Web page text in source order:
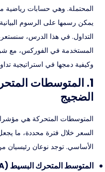
المحتملة. وهي حسابات رياضية
يمكن رسمها على الرسوم
التداول. في هذا الدرس،
المستخدمة في الفوركس، مع
وكيفية دمجها في استراتيجية
الضجيج
المتوسطات المتحركة هي مؤشرات
السعر خلال فترة محددة، ما
الأساسي. توجد نوعان رئيسيان
المتوسط المتحرك البسيط (SMA):